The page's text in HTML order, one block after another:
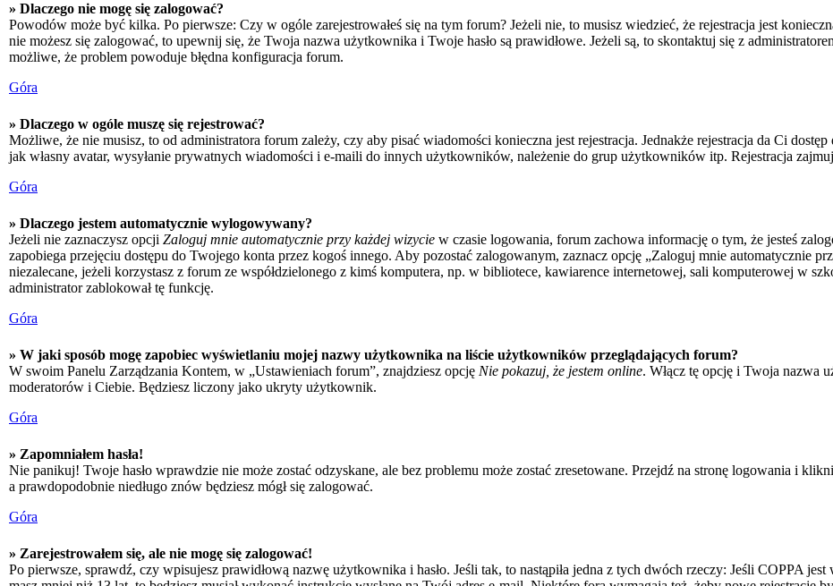
» Dlaczego nie mogę się zalogować?
Powodów może być kilka. Po pierwsze: Czy w ogóle zarejestrowałeś się na tym forum? Jeżeli nie, to musisz wiedzieć, że rejestracja jest
nie możesz się zalogować, to upewnij się, że Twoja nazwa użytkownika i Twoje hasło są prawidłowe. Jeżeli są, to skontaktuj się z
możliwe, że problem powoduje błędna konfiguracja forum.
Góra
» Dlaczego w ogóle muszę się rejestrować?
Możliwe, że nie musisz, to od administratora forum zależy, czy aby pisać wiadomości konieczna jest rejestracja. Jednakże rejestracja da Ci
jak własny avatar, wysyłanie prywatnych wiadomości i e-maili do innych użytkowników, należenie do grup użytkowników itp. Rejestracja
Góra
» Dlaczego jestem automatycznie wylogowywany?
Jeżeli nie zaznaczysz opcji Zaloguj mnie automatycznie przy każdej wizycie w czasie logowania, forum zachowa informację o tym, że jesteś
zapobiega przejęciu dostępu do Twojego konta przez kogoś innego. Aby pozostać zalogowanym, zaznacz opcję „Zaloguj mnie automatycznie
niezalecane, jeżeli korzystasz z forum ze współdzielonego z kimś komputera, np. w bibliotece, kawiarence internetowej, sali komputerowej w
administrator zablokował tę funkcję.
Góra
» W jaki sposób mogę zapobiec wyświetlaniu mojej nazwy użytkownika na liście użytkowników przeglądających forum?
W swoim Panelu Zarządzania Kontem, w „Ustawieniach forum”, znajdziesz opcję Nie pokazuj, że jestem online. Włącz tę opcję i Twoja nazwa
moderatorów i Ciebie. Będziesz liczony jako ukryty użytkownik.
Góra
» Zapomniałem hasła!
Nie panikuj! Twoje hasło wprawdzie nie może zostać odzyskane, ale bez problemu może zostać zresetowane. Przejdź na stronę logowania i
a prawdopodobnie niedługo znów będziesz mógł się zalogować.
Góra
» Zarejestrowałem się, ale nie mogę się zalogować!
Po pierwsze, sprawdź, czy wpisujesz prawidłową nazwę użytkownika i hasło. Jeśli tak, to nastąpiła jedna z tych dwóch rzeczy: Jeśli COPPA